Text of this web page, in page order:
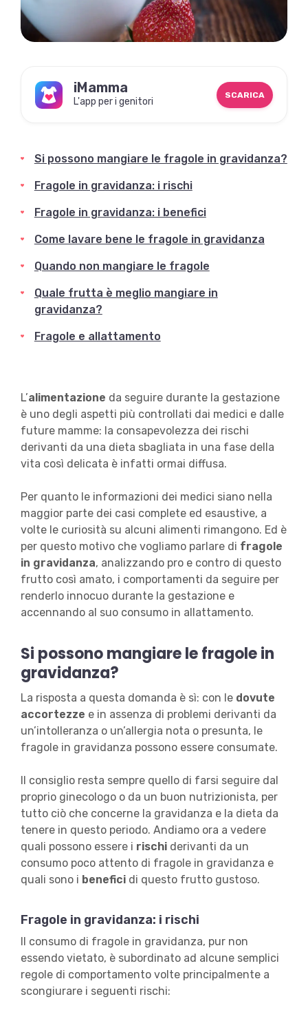
iMamma
L'app per i genitori
SCARICA
Si possono mangiare le fragole in gravidanza?
Fragole in gravidanza: i rischi
Fragole in gravidanza: i benefici
Come lavare bene le fragole in gravidanza
Quando non mangiare le fragole
Quale frutta è meglio mangiare in
gravidanza?
Fragole e allattamento
L’alimentazione da seguire durante la gestazione
è uno degli aspetti più controllati dai medici e dalle
future mamme: la consapevolezza dei rischi
derivanti da una dieta sbagliata in una fase della
vita così delicata è infatti ormai diffusa.
Per quanto le informazioni dei medici siano nella
maggior parte dei casi complete ed esaustive, a
volte le curiosità su alcuni alimenti rimangono. Ed è
per questo motivo che vogliamo parlare di fragole
in gravidanza, analizzando pro e contro di questo
frutto così amato, i comportamenti da seguire per
renderlo innocuo durante la gestazione e
accennando al suo consumo in allattamento.
Si possono mangiare le fragole in
gravidanza?
La risposta a questa domanda è sì: con ledovute
accortezze e in assenza di problemi derivanti da
un’intolleranza o un’allergia nota o presunta, le
fragole in gravidanza possono essere consumate.
Il consiglio resta sempre quello di farsi seguire dal
proprio ginecologo o da un buon nutrizionista, per
tutto ciò che concerne la gravidanza e la dieta da
tenere in questo periodo. Andiamo ora a vedere
quali possono essere i rischiderivanti da un
consumo poco attento di fragole in gravidanza e
quali sono i beneficidi questo frutto gustoso.
Fragole in gravidanza: i rischi
Il consumo di fragole in gravidanza, pur non
essendo vietato, è subordinato ad alcune semplici
regole di comportamento volte principalmente a
scongiurare i seguenti rischi: